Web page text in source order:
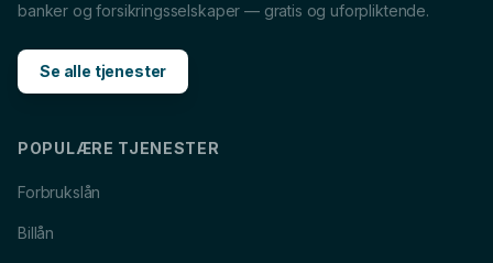
SnøscooterlåniBergen Lån til tannlegeiBergen
banker og forsikringsselskaper — gratis og uforpliktende.
Se alle tjenester
POPULÆRE TJENESTER
Forbrukslån
Billån